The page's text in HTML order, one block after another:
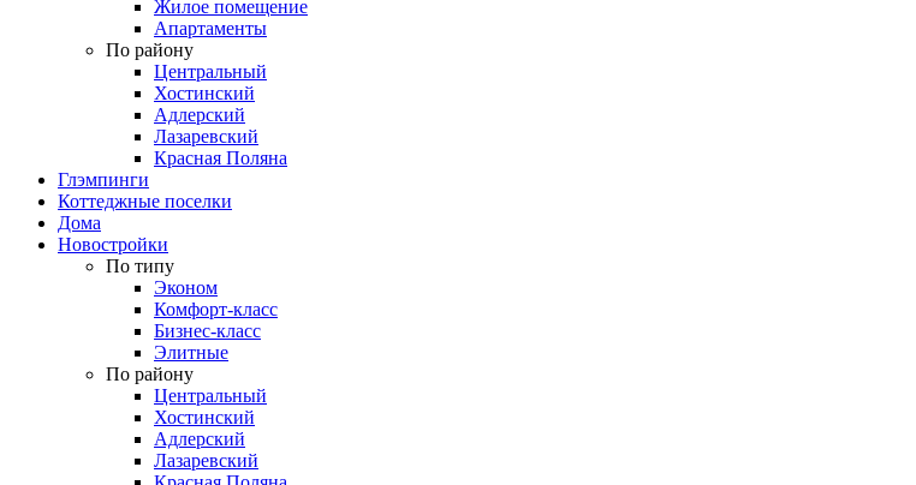
Жилое помещение
Апартаменты
По району
Центральный
Хостинский
Адлерский
Лазаревский
Красная Поляна
Глэмпинги
Коттеджные поселки
Дома
Новостройки
По типу
Эконом
Комфорт-класс
Бизнес-класс
Элитные
По району
Центральный
Хостинский
Адлерский
Лазаревский